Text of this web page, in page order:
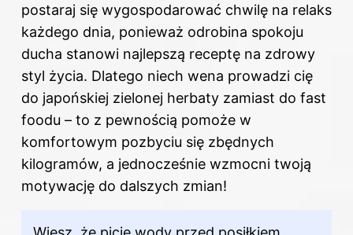
postaraj się wygospodarować chwilę na relaks
każdego dnia, ponieważ odrobina spokoju
ducha stanowi najlepszą receptę na zdrowy
styl życia. Dlatego niech wena prowadzi cię
do japońskiej zielonej herbaty zamiast do fast
foodu – to z pewnością pomoże w
komfortowym pozbyciu się zbędnych
kilogramów, a jednocześnie wzmocni twoją
motywację do dalszych zmian!